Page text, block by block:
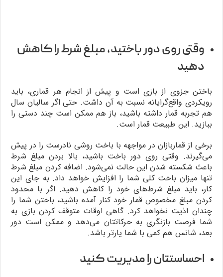
وقتی روی دور باختید، مبلغ شرط را کاهش
دهید
باختن جزوی از بازی است و پیش از انجام هر قماری، باید
رویکردی واقع‌گرایانه نسبت به آن داشت. حتی اگر سالیان سال
هم تجربه قمار داشته باشید، باز هم ممکن است چند دستی را
ببازید. این طبیعت قمار است.
برخی از قماربازان در مواجهه با باخت روشی نادرست را در پیش
می‌گیرند. وقتی روی دور باخت باشید، بالا بردن مبلغ شرط
باعث شکسته شدن این حالت نمی‌شود. اضافه کردن مبلغ شرط
تنها میزان باخت کلی شما را افزایش خواهد داد. به جای این
کار، باید مبلغ شرط‌های خود را کاهش دهید. اگر با محدود
کردن مبلغ مخصوص قمار خود کنار آمده باشید، باختن شما را
چندان اذیت نخواهد کرد. گاهی اوقات متوقف کردن بازی به
شما فرصت بازنگری به حرکاتتان می‌دهد و ممکن است دور
بعد، شانس هم کمی با شما یارتر باشد.
احساستتان را مدیریت کنید